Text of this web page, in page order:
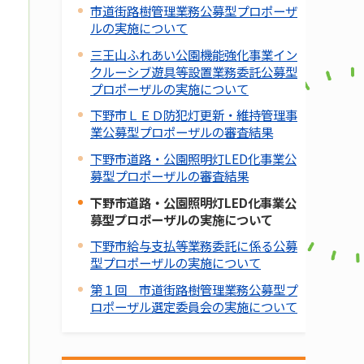
市道街路樹管理業務公募型プロポーザ
ルの実施について
三王山ふれあい公園機能強化事業イン
クルーシブ遊具等設置業務委託公募型
プロポーザルの実施について
下野市ＬＥＤ防犯灯更新・維持管理事
業公募型プロポーザルの審査結果
下野市道路・公園照明灯LED化事業公
募型プロポーザルの審査結果
下野市道路・公園照明灯LED化事業公
募型プロポーザルの実施について
下野市給与支払等業務委託に係る公募
型プロポーザルの実施について
第１回 市道街路樹管理業務公募型プ
ロポーザル選定委員会の実施について